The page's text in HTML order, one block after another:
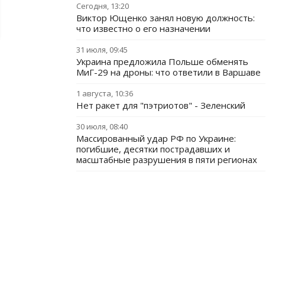
Сегодня, 13:20
Виктор Ющенко занял новую должность:
что известно о его назначении
31 июля, 09:45
Украина предложила Польше обменять
МиГ-29 на дроны: что ответили в Варшаве
1 августа, 10:36
Нет ракет для "пэтриотов" - Зеленский
30 июля, 08:40
Массированный удар РФ по Украине:
погибшие, десятки пострадавших и
масштабные разрушения в пяти регионах